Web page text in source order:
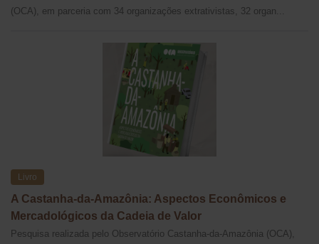
(OCA), em parceria com 34 organizações extrativistas, 32 organ...
Livro
A Castanha-da-Amazônia: Aspectos Econômicos e
Mercadológicos da Cadeia de Valor
Pesquisa realizada pelo Observatório Castanha-da-Amazônia (OCA),